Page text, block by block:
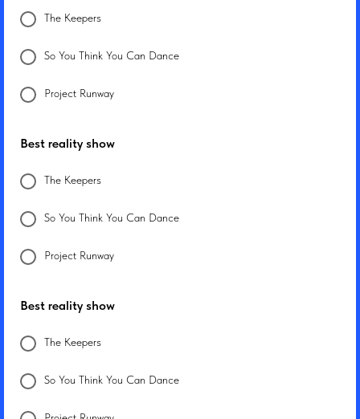
The Keepers
So You Think You Can Dance
Project Runway
Best reality show
The Keepers
So You Think You Can Dance
Project Runway
Best reality show
The Keepers
So You Think You Can Dance